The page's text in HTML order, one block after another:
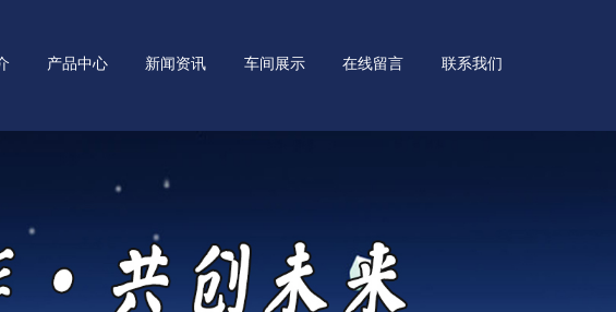
产品中心 新闻资讯 车间展示 在线留言 联系我们